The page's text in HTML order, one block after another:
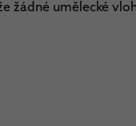
žádné umělecké